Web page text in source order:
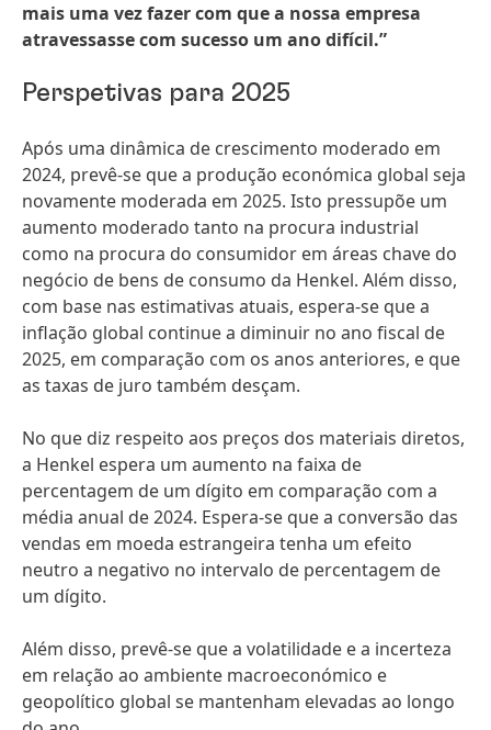
mais uma vez fazer com que a nossa empresa
atravessasse com sucesso um ano difícil.”
Perspetivas para 2025
Após uma dinâmica de crescimento moderado em
2024, prevê-se que a produção económica global seja
novamente moderada em 2025. Isto pressupõe um
aumento moderado tanto na procura industrial
como na procura do consumidor em áreas chave do
negócio de bens de consumo da Henkel. Além disso,
com base nas estimativas atuais, espera-se que a
inflação global continue a diminuir no ano fiscal de
2025, em comparação com os anos anteriores, e que
as taxas de juro também desçam.
No que diz respeito aos preços dos materiais diretos,
a Henkel espera um aumento na faixa de
percentagem de um dígito em comparação com a
média anual de 2024. Espera-se que a conversão das
vendas em moeda estrangeira tenha um efeito
neutro a negativo no intervalo de percentagem de
um dígito.
Além disso, prevê-se que a volatilidade e a incerteza
em relação ao ambiente macroeconómico e
geopolítico global se mantenham elevadas ao longo